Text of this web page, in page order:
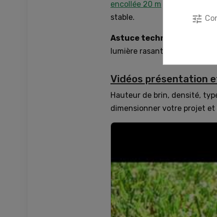
encollée 20 m
stable.
Astuce technique
: pré-
lumière rasante avant les
Vidéos présentation
Hauteur de brin, densité,
dimensionner votre projet
tune